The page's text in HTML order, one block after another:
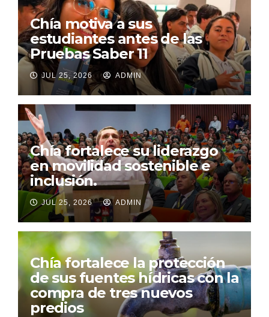
Chía motiva a sus
estudiantes antes de las
Pruebas Saber 11
JUL 25, 2026 ADMIN
Chía fortalece su liderazgo
en movilidad sostenible e
inclusión.
JUL 25, 2026 ADMIN
Chía fortalece la protección
de sus fuentes hídricas con la
compra de tres nuevos
predios